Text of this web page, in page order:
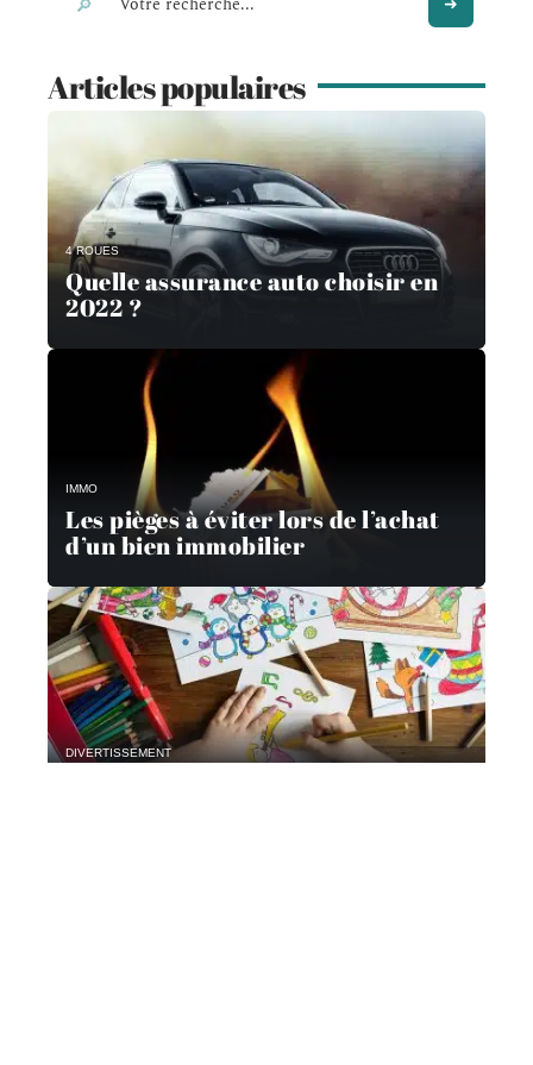
Articles populaires
4 ROUES
Quelle assurance auto choisir en
2022 ?
IMMO
Les pièges à éviter lors de l’achat
d’un bien immobilier
DIVERTISSEMENT